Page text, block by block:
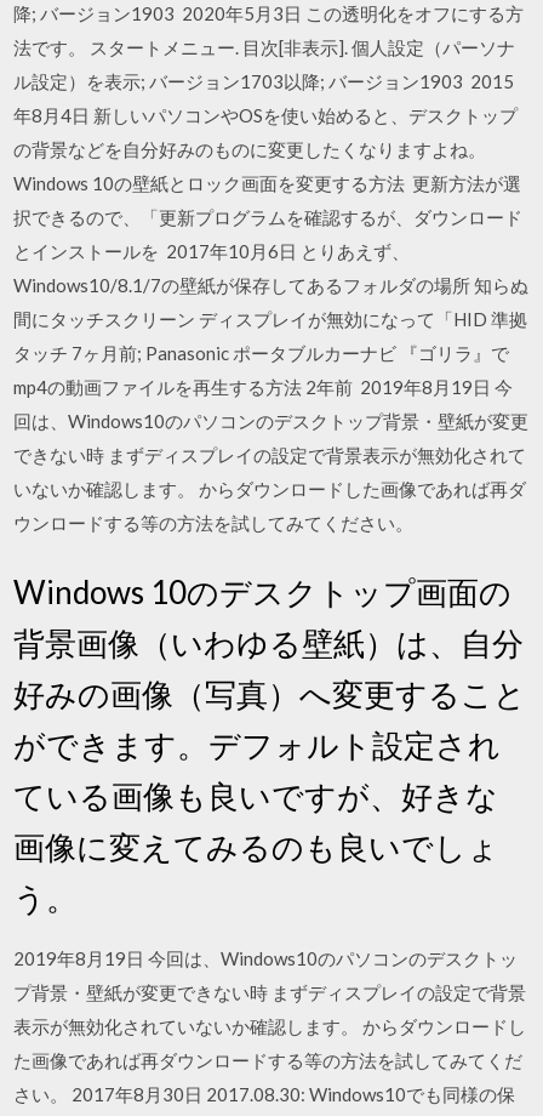
降; バージョン1903 2020年5月3日 この透明化をオフにする方
法です。 スタートメニュー. 目次[非表示]. 個人設定（パーソナ
ル設定）を表示; バージョン1703以降; バージョン1903 2015
年8月4日 新しいパソコンやOSを使い始めると、デスクトップ
の背景などを自分好みのものに変更したくなりますよね。
Windows 10の壁紙とロック画面を変更する方法 更新方法が選
択できるので、「更新プログラムを確認するが、ダウンロード
とインストールを 2017年10月6日 とりあえず、
Windows10/8.1/7の壁紙が保存してあるフォルダの場所 知らぬ
間にタッチスクリーン ディスプレイが無効になって「HID 準拠
タッチ 7ヶ月前; Panasonic ポータブルカーナビ 『ゴリラ』で
mp4の動画ファイルを再生する方法 2年前 2019年8月19日 今
回は、Windows10のパソコンのデスクトップ背景・壁紙が変更
できない時 まずディスプレイの設定で背景表示が無効化されて
いないか確認します。 からダウンロードした画像であれば再ダ
ウンロードする等の方法を試してみてください。
Windows 10のデスクトップ画面の
背景画像（いわゆる壁紙）は、自分
好みの画像（写真）へ変更すること
ができます。デフォルト設定され
ている画像も良いですが、好きな
画像に変えてみるのも良いでしょ
う。
2019年8月19日 今回は、Windows10のパソコンのデスクトッ
プ背景・壁紙が変更できない時 まずディスプレイの設定で背景
表示が無効化されていないか確認します。 からダウンロードし
た画像であれば再ダウンロードする等の方法を試してみてくだ
さい。 2017年8月30日 2017.08.30: Windows10でも同様の保